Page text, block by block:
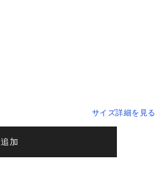
サイズ詳細を見る
加